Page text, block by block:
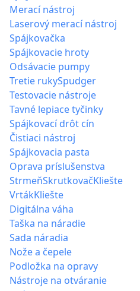
Merací nástroj
Laserový merací nástroj
Spájkovačka
Spájkovacie hroty
Odsávacie pumpy
Tretie rukySpudger
Testovacie nástroje
Tavné lepiace tyčinky
Spájkovací drôt cín
Čistiaci nástroj
Spájkovacia pasta
Oprava príslušenstva
StrmeňSkrutkovačKliešte
VrtákKliešte
Digitálna váha
Taška na náradie
Sada náradia
Nože a čepele
Podložka na opravy
Nástroje na otváranie